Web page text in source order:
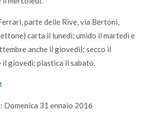
parte delle Rive, via Bertoni,
carta il lunedì; umido il martedì e
anche il giovedì); secco il
giovedì; plastica il sabato.
: Domenica 31 ennaio 2016